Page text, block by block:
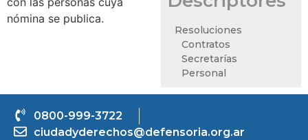
nómina se publica.
Resoluciones
Contratos
Secretarías
Personal
0800-999-3722
ciudadyderechos@defensoria.org.ar